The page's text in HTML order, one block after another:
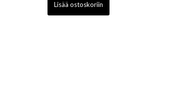
Lisää ostoskoriin